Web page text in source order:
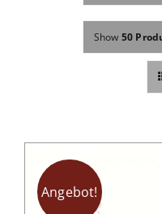
Fachbücher
Poster, Karten,
Show 50
Angebot!